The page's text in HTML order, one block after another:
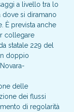
a livello tra lo
dove si diramano
È prevista anche
collegare
statale 229 del
doppio
delle
dei flussi
di regolarità